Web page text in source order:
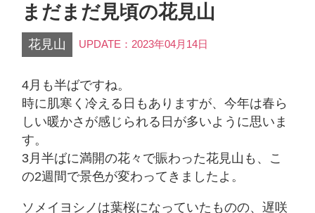
まだまだ見頃の花見山
花見山 UPDATE：2023年04月14日
4月も半ばですね。
時に肌寒く冷える日もありますが、今年は春ら
しい暖かさが感じられる日が多いように思いま
す。
3月半ばに満開の花々で賑わった花見山も、こ
の2週間で景色が変わってきましたよ。
ソメイヨシノは葉桜になっていたものの、遅咲